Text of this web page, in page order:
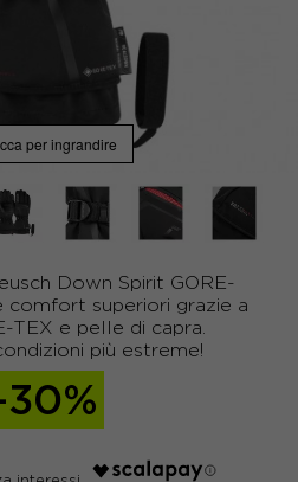
per ingrandire
Down Spirit GORE-
superiori grazie a
TEX e pelle di capra.
più estreme!
30%